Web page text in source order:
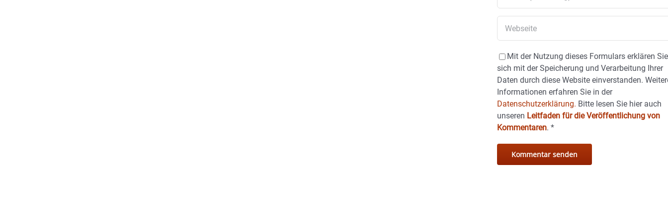
Mit der Nutzung dieses Formulars erklären Sie
sich mit der Speicherung und Verarbeitung Ihrer
Daten durch diese Website einverstanden.
Informationen erfahren Sie in der
Datenschutzerklärung. Bitte lesen Sie hier auch
unseren Leitfaden für die Veröffentlichung von
Kommentaren.*